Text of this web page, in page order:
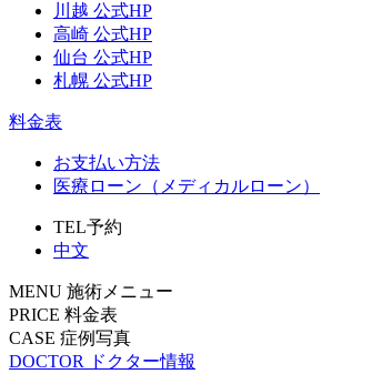
川越 公式HP
高崎 公式HP
仙台 公式HP
札幌 公式HP
料金表
お支払い方法
医療ローン（メディカルローン）
TEL予約
中文
MENU 施術メニュー
PRICE 料金表
CASE 症例写真
DOCTOR
ドクター情報